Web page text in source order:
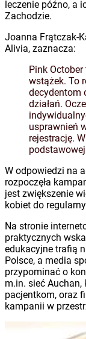
leczenie późno, a
Zachodzie.
Joanna Frątczak-
Alivia, zaznacza:
Pink
wstążek. To
decydentom
działań.
usprawnień
rejestrację.
W odpowiedzi na
rozpoczęła
jest zwiększenie
kobiet do
Na stronie
praktycznych
edukacyjne trafią
Polsce, a media
przypominać o
m.in. sieć
pacjentkom, oraz
kampanii w